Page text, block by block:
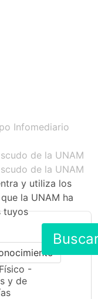
y utiliza los
la UNAM ha
tuyos
-
y de